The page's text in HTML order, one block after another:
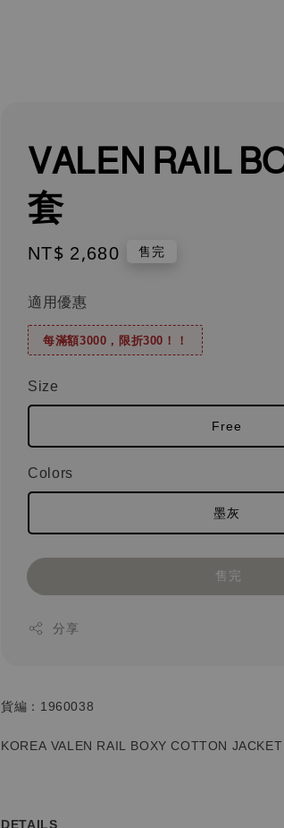
VALEN RAIL
套
Regular
NT$ 2,680 售完
適用優惠
每滿額3000，限折300！！
Size
Free
Colors
墨灰
售完
分享
貨編：1960038
KOREA VALEN RAIL BOXY COTTON JACKET
DETAILS